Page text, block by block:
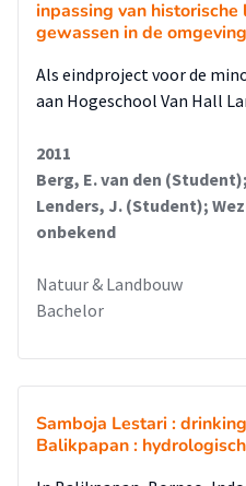
inpassing van
gewassen in de
Als eindproject voor de
aan Hogeschool Van Hall
2011
Berg, E. van den
Lenders, J. (Student);
onbekend
Natuur & Landbouw
Bachelor
Samboja Lestari :
Balikpapan :